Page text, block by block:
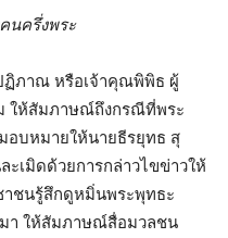
นครึ่งพระ
ฏิภาณ หรือเจ้าคุณพิพิธ ผู้
ให้สัมภาษณ์ถึงกรณีที่พระ
อบหมายให้นายธีรยุทธ สุ
เมิดด้วยการกล่าวไขข่าวให้
าชนรู้สึกดูหมิ่นพระพุทธะ
า ให้สัมภาษณ์สื่อมวลชน